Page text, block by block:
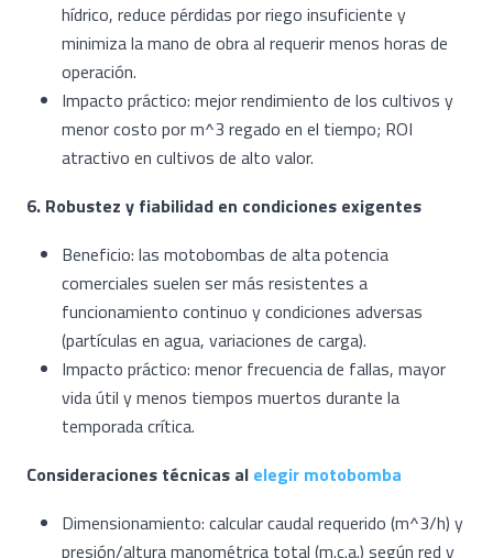
hídrico, reduce pérdidas por riego insuficiente y
minimiza la mano de obra al requerir menos horas de
operación.
Impacto práctico: mejor rendimiento de los cultivos y
menor costo por m^3 regado en el tiempo; ROI
atractivo en cultivos de alto valor.
6. Robustez y fiabilidad en condiciones exigentes
Beneficio: las motobombas de alta potencia
comerciales suelen ser más resistentes a
funcionamiento continuo y condiciones adversas
(partículas en agua, variaciones de carga).
Impacto práctico: menor frecuencia de fallas, mayor
vida útil y menos tiempos muertos durante la
temporada crítica.
Consideraciones técnicas al elegir motobomba
Dimensionamiento: calcular caudal requerido (m^3/h) y
presión/altura manométrica total (m.c.a.) según red y